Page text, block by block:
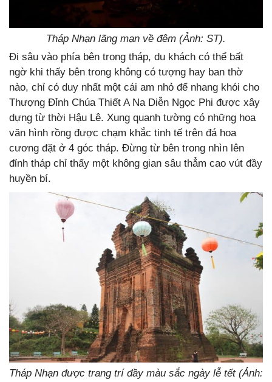
Tháp Nhạn lãng mạn về đêm (Ảnh: ST).
Đi sâu vào phía bên trong tháp, du khách có thể bất
ngờ khi thấy bên trong không có tượng hay ban thờ
nào, chỉ có duy nhất một cái am nhỏ để nhang khói cho
Thượng Đỉnh Chúa Thiết A Na Diễn Ngọc Phi được xây
dựng từ thời Hậu Lê. Xung quanh tường có những hoa
văn hình rồng được chạm khắc tinh tế trên đá hoa
cương đặt ở 4 góc tháp. Đừng từ bên trong nhìn lên
đỉnh tháp chỉ thấy một không gian sâu thẳm cao vút đầy
huyền bí.
Tháp Nhạn được trang trí đầy màu sắc ngày lễ tết (Ảnh: